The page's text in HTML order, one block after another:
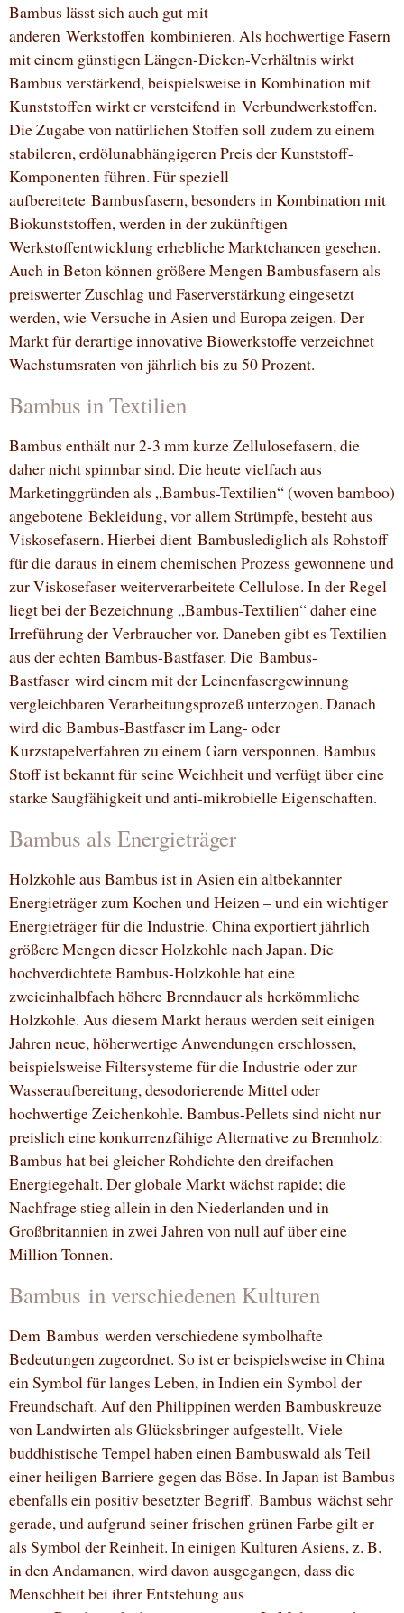
Bambus lässt sich auch gut mit
anderen Werkstoffen kombinieren. Als hochwertige Fasern
mit einem günstigen Längen-Dicken-Verhältnis wirkt
Bambus verstärkend, beispielsweise in Kombination mit
Kunststoffen wirkt er versteifend in Verbundwerkstoffen.
Die Zugabe von natürlichen Stoffen soll zudem zu einem
stabileren, erdölunabhängigeren Preis der Kunststoff-
Komponenten führen. Für speziell
aufbereitete Bambusfasern, besonders in Kombination mit
Biokunststoffen, werden in der zukünftigen
Werkstoffentwicklung erhebliche Marktchancen gesehen.
Auch in Beton können größere Mengen Bambusfasern als
preiswerter Zuschlag und Faserverstärkung eingesetzt
werden, wie Versuche in Asien und Europa zeigen. Der
Markt für derartige innovative Biowerkstoffe verzeichnet
Wachstumsraten von jährlich bis zu 50 Prozent.
Bambus in Textilien
Bambus enthält nur 2-3 mm kurze Zellulosefasern, die
daher nicht spinnbar sind. Die heute vielfach aus
Marketinggründen als „Bambus-Textilien“ (woven bamboo)
angebotene Bekleidung, vor allem Strümpfe, besteht aus
Viskosefasern. Hierbei dient Bambuslediglich als Rohstoff
für die daraus in einem chemischen Prozess gewonnene und
zur Viskosefaser weiterverarbeitete Cellulose. In der Regel
liegt bei der Bezeichnung „Bambus-Textilien“ daher eine
Irreführung der Verbraucher vor. Daneben gibt es Textilien
aus der echten Bambus-Bastfaser. Die Bambus-
Bastfaser wird einem mit der Leinenfasergewinnung
vergleichbaren Verarbeitungsprozeß unterzogen. Danach
wird die Bambus-Bastfaser im Lang- oder
Kurzstapelverfahren zu einem Garn versponnen. Bambus
Stoff ist bekannt für seine Weichheit und verfügt über eine
starke Saugfähigkeit und anti-mikrobielle Eigenschaften.
Bambus als Energieträger
Holzkohle aus Bambus ist in Asien ein altbekannter
Energieträger zum Kochen und Heizen – und ein wichtiger
Energieträger für die Industrie. China exportiert jährlich
größere Mengen dieser Holzkohle nach Japan. Die
hochverdichtete Bambus-Holzkohle hat eine
zweieinhalbfach höhere Brenndauer als herkömmliche
Holzkohle. Aus diesem Markt heraus werden seit einigen
Jahren neue, höherwertige Anwendungen erschlossen,
beispielsweise Filtersysteme für die Industrie oder zur
Wasseraufbereitung, desodorierende Mittel oder
hochwertige Zeichenkohle. Bambus-Pellets sind nicht nur
preislich eine konkurrenzfähige Alternative zu Brennholz:
Bambus hat bei gleicher Rohdichte den dreifachen
Energiegehalt. Der globale Markt wächst rapide; die
Nachfrage stieg allein in den Niederlanden und in
Großbritannien in zwei Jahren von null auf über eine
Million Tonnen.
Bambus in verschiedenen Kulturen
Dem Bambus werden verschiedene symbolhafte
Bedeutungen zugeordnet. So ist er beispielsweise in China
ein Symbol für langes Leben, in Indien ein Symbol der
Freundschaft. Auf den Philippinen werden Bambuskreuze
von Landwirten als Glücksbringer aufgestellt. Viele
buddhistische Tempel haben einen Bambuswald als Teil
einer heiligen Barriere gegen das Böse. In Japan ist Bambus
ebenfalls ein positiv besetzter Begriff. Bambus wächst sehr
gerade, und aufgrund seiner frischen grünen Farbe gilt er
als Symbol der Reinheit. In einigen Kulturen Asiens, z. B.
in den Andamanen, wird davon ausgegangen, dass die
Menschheit bei ihrer Entstehung aus